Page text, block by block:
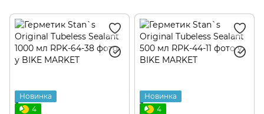
Новинка
4
Новинка
4